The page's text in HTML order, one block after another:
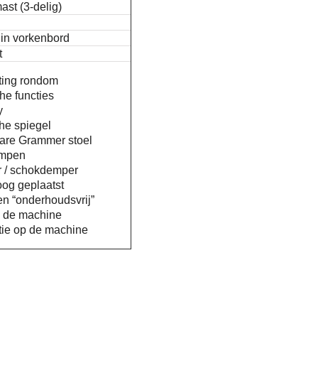
(3-delig)
vorkenbord
rondom
functies
spiegel
Grammer stoel
/ schokdemper
geplaatst
“onderhoudsvrij”
de machine
op de machine